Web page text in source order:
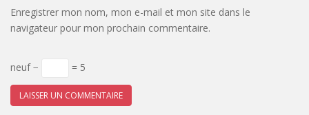
Enregistrer mon nom, mon e-mail et mon site dans le
navigateur pour mon prochain commentaire.
neuf − = 5